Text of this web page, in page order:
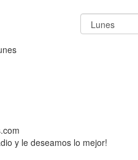
y le deseamos lo mejor!